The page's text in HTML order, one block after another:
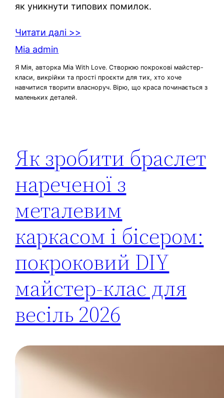
як уникнути типових помилок.
Читати далі >>
Mia admin
Я Мія, авторка Mia With Love. Створюю покрокові майстер-
класи, викрійки та прості проєкти для тих, хто хоче
навчитися творити власноруч. Вірю, що краса починається з
маленьких деталей.
Як зробити браслет
нареченої з
металевим
каркасом і бісером:
покроковий DIY
майстер-клас для
весіль 2026